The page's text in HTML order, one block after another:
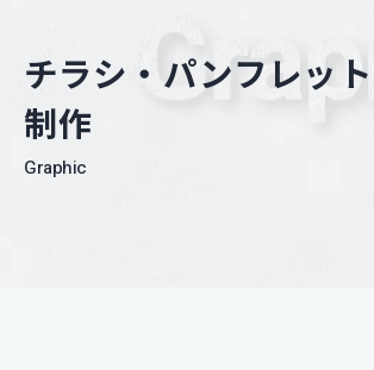
チラシ・パンフレット
制作
Graphic